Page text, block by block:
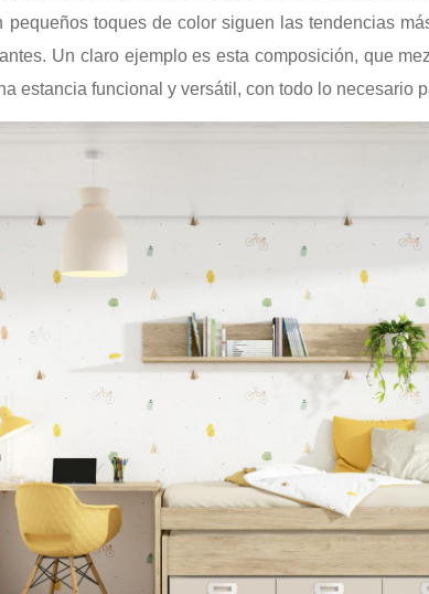
pequeños toques de color siguen las tendencias
Un claro ejemplo es esta composición, que
estancia funcional y versátil, con todo lo necesario